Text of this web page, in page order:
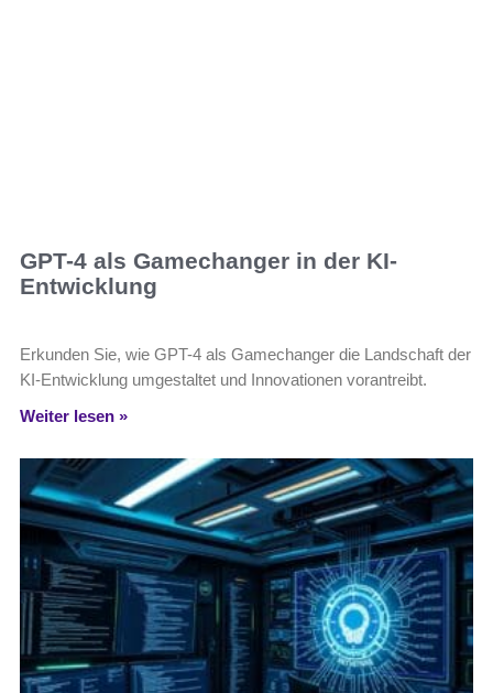
GPT-4 als Gamechanger in der KI-
Entwicklung
Erkunden Sie, wie GPT-4 als Gamechanger die Landschaft der
KI-Entwicklung umgestaltet und Innovationen vorantreibt.
Weiter lesen »